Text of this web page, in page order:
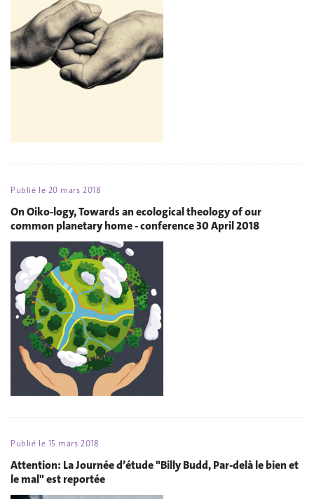
Publié le 20 mars 2018
On Oiko-logy, Towards an ecological theology of our
common planetary home - conference 30 April 2018
Publié le 15 mars 2018
Attention: La Journée d’étude "Billy Budd, Par-delà le bien et
le mal" est reportée